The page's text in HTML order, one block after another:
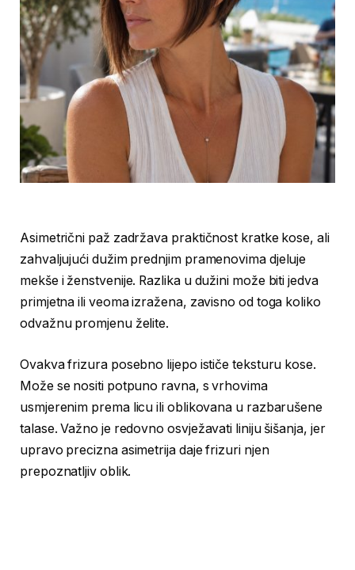
Asimetrični paž zadržava praktičnost kratke kose, ali
zahvaljujući dužim prednjim pramenovima djeluje
mekše i ženstvenije. Razlika u dužini može biti jedva
primjetna ili veoma izražena, zavisno od toga koliko
odvažnu promjenu želite.
Ovakva frizura posebno lijepo ističe teksturu kose.
Može se nositi potpuno ravna, s vrhovima
usmjerenim prema licu ili oblikovana u razbarušene
talase. Važno je redovno osvježavati liniju šišanja, jer
upravo precizna asimetrija daje frizuri njen
prepoznatljiv oblik.